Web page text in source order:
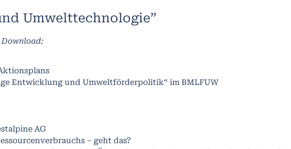
Umwelttechnologie”
Download:
Entwicklung und Umweltförderpolitik“ im BMLFUW
AG
– geht das?